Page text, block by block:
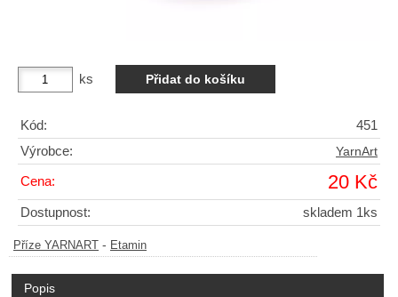
ks
Kód:
451
Výrobce:
YarnArt
Cena: 20 Kč
Dostupnost: skladem 1ks
Příze YARNART - Etamin
Popis